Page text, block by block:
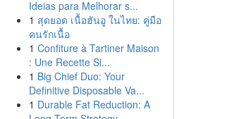
Ideias para Melhorar s...
1 สุดยอด เนื้อฮันอู ในไทย: คู่มือ
คนรักเนื้อ
1 Confiture à Tartiner Maison
: Une Recette Si...
1 Big Chief Duo: Your
Definitive Disposable Va...
1 Durable Fat Reduction: A